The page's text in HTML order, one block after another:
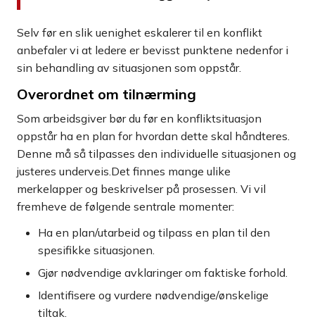
Selv før en slik uenighet eskalerer til en konflikt
anbefaler vi at ledere er bevisst punktene nedenfor i
sin behandling av situasjonen som oppstår.
Overordnet om tilnærming
Som arbeidsgiver bør du før en konfliktsituasjon
oppstår ha en plan for hvordan dette skal håndteres.
Denne må så tilpasses den individuelle situasjonen og
justeres underveis.Det finnes mange ulike
merkelapper og beskrivelser på prosessen. Vi vil
fremheve de følgende sentrale momenter:
Ha en plan/utarbeid og tilpass en plan til den
spesifikke situasjonen.
Gjør nødvendige avklaringer om faktiske forhold.
Identifisere og vurdere nødvendige/ønskelige
tiltak.